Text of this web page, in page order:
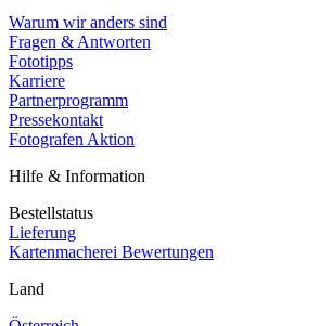
Warum wir anders sind
Fragen & Antworten
Fototipps
Karriere
Partnerprogramm
Pressekontakt
Fotografen Aktion
Hilfe & Information
Bestellstatus
Lieferung
Kartenmacherei Bewertungen
Land